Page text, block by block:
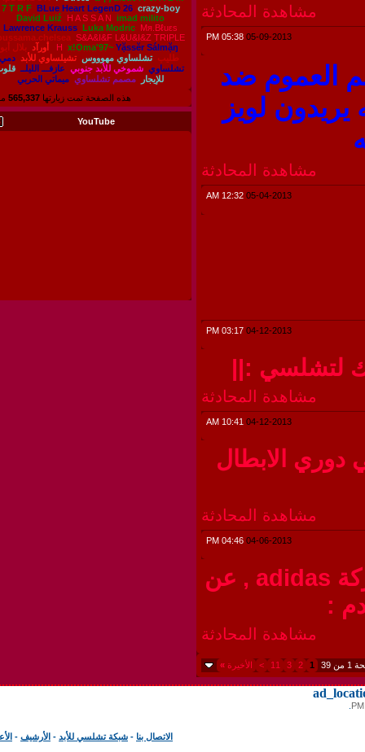
مشاهدة المحادثة
05-09-2013
05:38 PM
ضد
لويز
مشاهدة المحادثة
05-04-2013
12:32 AM
04-12-2013
03:17 PM
لتشلسي :||
مشاهدة المحادثة
04-12-2013
10:41 AM
الابطال
مشاهدة المحادثة
04-06-2013
04:46 PM
فيديو خلف الكواليس لتصوير اعلان شركة adidas , عن
:
مشاهدة المحادثة
1
11
> الأخيرة»
7 T R F BLue Heart LegenD 26 crazy-boy
David Luiź H A S S A N imad milito
Lawrence Krauss Luka Modric Mя.Βℓuεs
oussama.chelsea S&A&I&F L&U&I&Z TRIPLE
H x!Oma'97~ Yặssĕr Sálmặŋ أورآد بلال أبو
طليب تشلساوي مهوووس تشيلساوي للأبد
دمي
تشلساوي شموخي للأبد جنوبي عازفـــ الليلــ قلوب
للإيجار مصمم تشلساوي ميماتي الحربي
هذه الصفحة تمت زيارتها565,337مرة
YouTube
الاتصال بنا- شبكة تشلسي للأبد -الأرشيف-الأعلى